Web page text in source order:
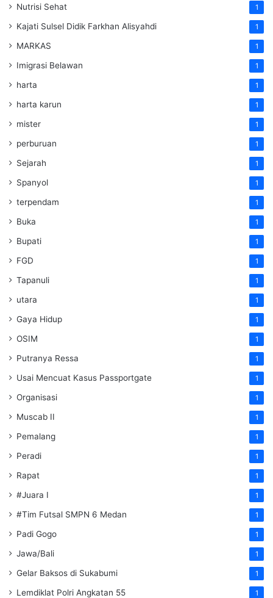
Nutrisi Sehat 1
Kajati Sulsel Didik Farkhan Alisyahdi 1
MARKAS 1
Imigrasi Belawan 1
harta 1
harta karun 1
mister 1
perburuan 1
Sejarah 1
Spanyol 1
terpendam 1
Buka 1
Bupati 1
FGD 1
Tapanuli 1
utara 1
Gaya Hidup 1
OSIM 1
Putranya Ressa 1
Usai Mencuat Kasus Passportgate 1
Organisasi 1
Muscab II 1
Pemalang 1
Peradi 1
Rapat 1
#Juara I 1
#Tim Futsal SMPN 6 Medan 1
Padi Gogo 1
Jawa/Bali 1
Gelar Baksos di Sukabumi 1
Lemdiklat Polri Angkatan 55 1